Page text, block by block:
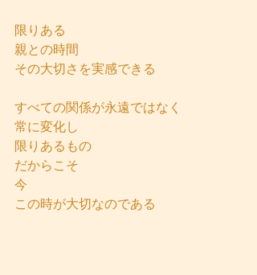
限りある
親との時間
その大切さを実感できる
すべての関係が永遠ではなく
常に変化し
限りあるもの
だからこそ
今
この時が大切なのである